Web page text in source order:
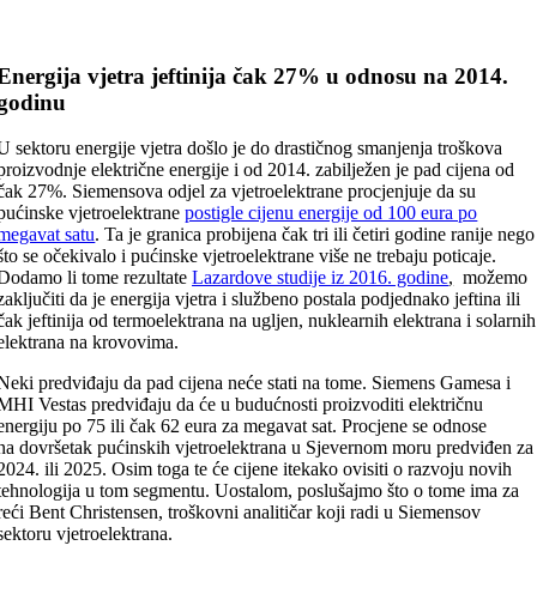
vjetra jeftinija čak 27% u odnosu na 2014.
sektoru energije vjetra došlo je do drastičnog smanjenja troškova
električne energije i od 2014. zabilježen je pad cijena od
27%. Siemensova odjel za vjetroelektrane procjenjuje da su
vjetroelektranepostigle cijenu energije od 100 eura po
satu. Ta je granica probijena čak tri ili četiri godine ranije nego
se očekivalo i pućinske vjetroelektrane više ne trebaju poticaje.
li tome rezultateLazardove studije iz 2016. godine, možemo
da je energija vjetra i službeno postala podjednako jeftina ili
jeftinija od termoelektrana na ugljen, nuklearnih elektrana i solarnih
na krovovima.
predviđaju da pad cijena neće stati na tome. Siemens Gamesa i
Vestas predviđaju da će u budućnosti proizvoditi električnu
po 75 ili čak 62 eura za megavat sat. Procjene se odnose
dovršetak pućinskih vjetroelektrana u Sjevernom moru predviđen za
ili 2025. Osim toga te će cijene itekako ovisiti o razvoju novih
u tom segmentu. Uostalom, poslušajmo što o tome ima za
Bent Christensen, troškovni analitičar koji radi u Siemensov
vjetroelektrana.